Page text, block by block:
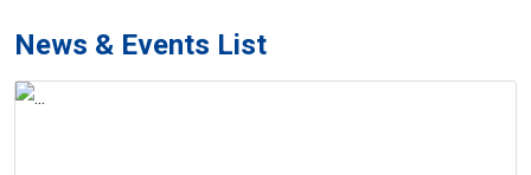
News & Events List